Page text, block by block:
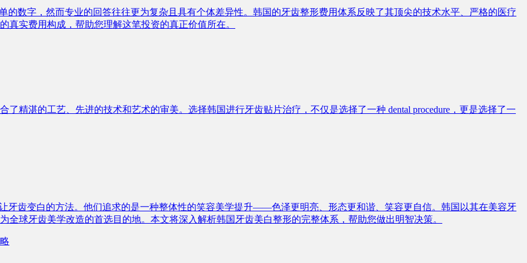
数字，然而专业的回答往往更为复杂且具有个体差异性。韩国的牙齿整形费用体系反映了其顶尖的技术水平、严格的医疗
实费用构成，帮助您理解这笔投资的真正价值所在。
精湛的工艺、先进的技术和艺术的审美。选择韩国进行牙齿贴片治疗，不仅是选择了一种 dental procedure，更是选择了一
牙齿变白的方法。他们追求的是一种整体性的笑容美学提升——色泽更明亮、形态更和谐、笑容更自信。韩国以其在美容牙
全球牙齿美学改造的首选目的地。本文将深入解析韩国牙齿美白整形的完整体系，帮助您做出明智决策。